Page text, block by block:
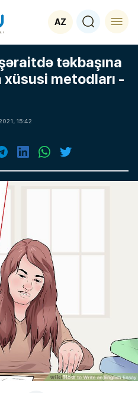
AZ
təkbaşına
metodları -
15:42